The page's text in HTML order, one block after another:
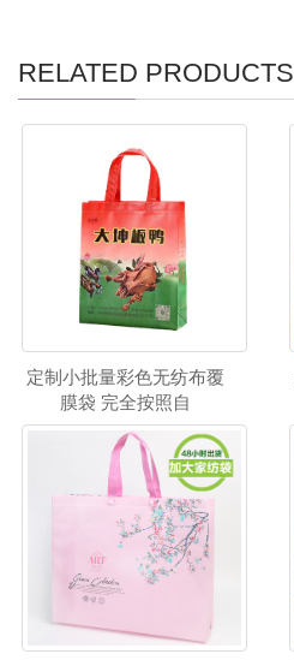
RELATED PRODUCTS
定制小批量彩色无纺布覆
膜袋 完全按照自